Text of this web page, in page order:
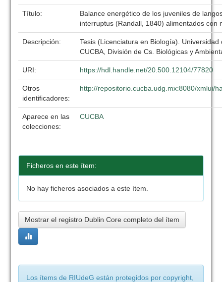
Título:
Balance energético de los juveniles de
interruptus (Randall, 1840) alimentados con
Descripción:
Tesis (Licenciatura en Biología). Universidad
CUCBA, División de Cs. Biológicas y
URI: https://hdl.handle.net/20.500.12104/77820
Otros
identificadores:
http://repositorio.cucba.udg.mx:8080/xmlui/
Aparece en las
colecciones:
CUCBA
Ficheros en este ítem:
No hay ficheros asociados a este ítem.
Mostrar el registro Dublin Core completo del ítem
Los ítems de RIUdeG están protegidos por copyright,